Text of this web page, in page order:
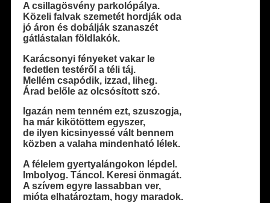
A csillagösvény parkolópálya.
Közeli falvak szemetét hordják oda
jó áron és dobálják szanaszét
gátlástalan földlakók.
Karácsonyi fényeket vakar le
fedetlen testéről a téli táj.
Mellém csapódik, izzad, liheg.
Árad belőle az olcsósított szó.
Igazán nem tenném ezt, szuszogja,
ha már kikötöttem egyszer,
de ilyen kicsinyessé vált bennem
közben a valaha mindenható lélek.
A félelem gyertyalángokon lépdel.
Imbolyog. Táncol. Keresi önmagát.
A szívem egyre lassabban ver,
mióta elhatároztam, hogy maradok.